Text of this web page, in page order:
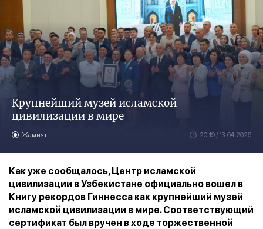
Крупнейший музей исламской
цивилизации в мире
Жамият 20:19 / 13.04.2026
Как уже сообщалось, Центр исламской
цивилизации в Узбекистане официально вошел в
Книгу рекордов Гиннесса как крупнейший музей
исламской цивилизации в мире. Соответствующий
сертификат был вручен в ходе торжественной